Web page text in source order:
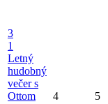
3
1
Letný
hudobný
večer s
Ottom
4 5